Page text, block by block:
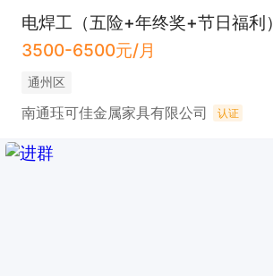
电焊工（五险+年终奖+节日福利）
3500-6500元/月
通州区
南通珏可佳金属家具有限公司 认证